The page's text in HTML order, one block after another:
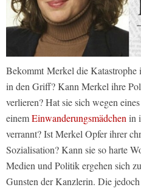
Bekommt Merkel die
in den Griff? Kann Merkel ihre
verlieren? Hat sie sich wegen
einemEinwanderungsmädchenin
verrannt? Ist Merkel Opfer ihrer
Sozialisation? Kann sie so harte
Medien und Politik ergehen sich
Gunsten der Kanzlerin. Die